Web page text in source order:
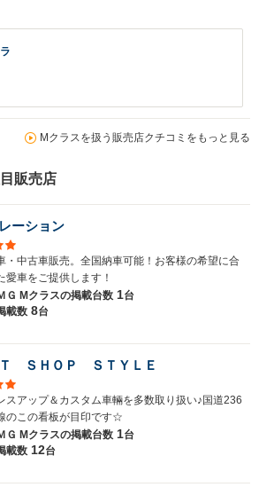
Mクラスを扱う販売店クチコミをもっと見る
販売店
ーション
・中古車販売。全国納車可能！お客様の希望に合
愛車をご提供します！
Ｇ Mクラスの掲載台数 1台
載数 8台
ＳＨＯＰ ＳＴＹＬＥ
スアップ＆カスタム車輛を多数取り扱い♪国道236
のこの看板が目印です☆
Ｇ Mクラスの掲載台数 1台
載数 12台